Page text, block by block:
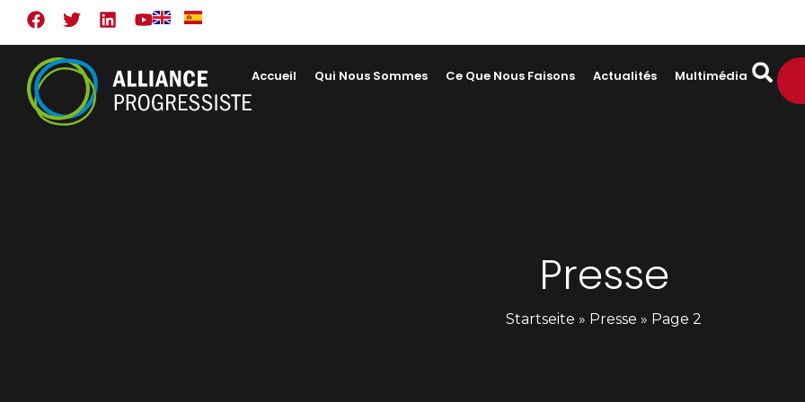
Accueil Qui Nous Sommes Ce Que Nous Faisons Actualités Multimédia
Presse
Startseite » Presse » Page 2